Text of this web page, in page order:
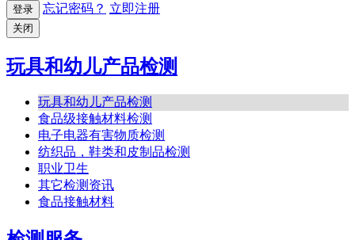
登录 忘记密码？ 立即注册
关闭
玩具和幼儿产品检测
玩具和幼儿产品检测
食品级接触材料检测
电子电器有害物质检测
纺织品，鞋类和皮制品检测
职业卫生
其它检测资讯
食品接触材料